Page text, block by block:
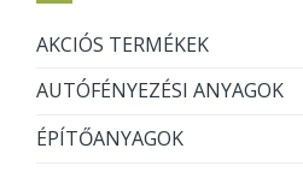
AKCIÓS TERMÉKEK
AUTÓFÉNYEZÉSI ANYAGOK
ÉPÍTŐANYAGOK